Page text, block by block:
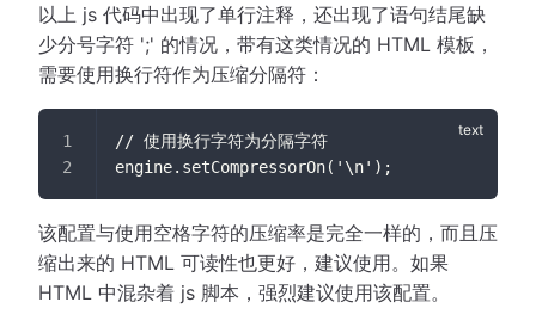
以上 js 代码中出现了单行注释，还出现了语句结尾缺
少分号字符 ';' 的情况，带有这类情况的 HTML 模板，
需要使用换行符作为压缩分隔符：
// 使用换行字符为分隔字符
engine.setCompressorOn('\n');
该配置与使用空格字符的压缩率是完全一样的，而且压
缩出来的 HTML 可读性也更好，建议使用。如果
HTML 中混杂着 js 脚本，强烈建议使用该配置。